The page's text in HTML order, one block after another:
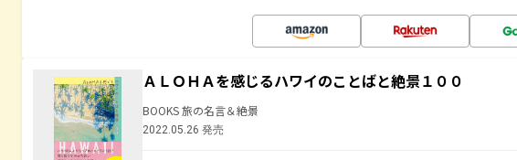
ＡＬＯＨＡを感じるハワイのことばと絶景１００
BOOKS 旅の名言＆絶景
2022.05.26 発売